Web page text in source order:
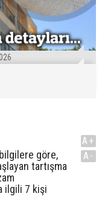
göre,
tartışma
ilgili 7 kişi
A+
A-